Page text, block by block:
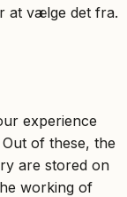
at vælge det fra.
experience
of these, the
are stored on
working of